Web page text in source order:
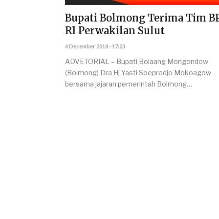
Bupati Bolmong Terima Tim
RI Perwakilan Sulut
4 December 2018 - 17:23
ADVETORIAL – Bupati Bolaang Mongondow
(Bolmong) Dra Hj Yasti Soepredjo Mokoagow
bersama jajaran pemerintah Bolmong…